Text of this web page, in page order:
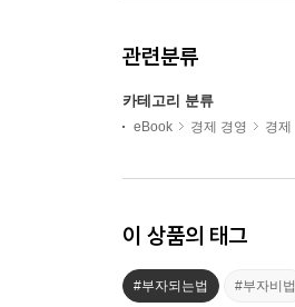
관련분류
카테고리 분류
eBook 경제 경영 경제
이 상품의 태그
#부자되는법 #부자비법